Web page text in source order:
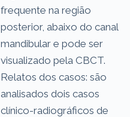
frequente na região
posterior, abaixo do canal
mandibular e pode ser
visualizado pela CBCT.
Relatos dos casos: são
analisados dois casos
clínico-radiográficos de